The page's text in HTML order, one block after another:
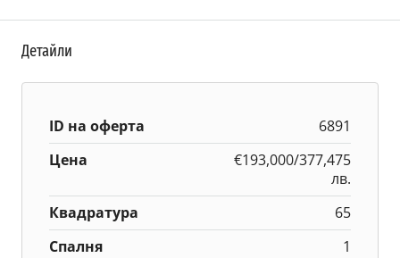
Детайли
ID на оферта
6891
Цена
€193,000/377,475
лв.
Квадратура
65
Спалня
1